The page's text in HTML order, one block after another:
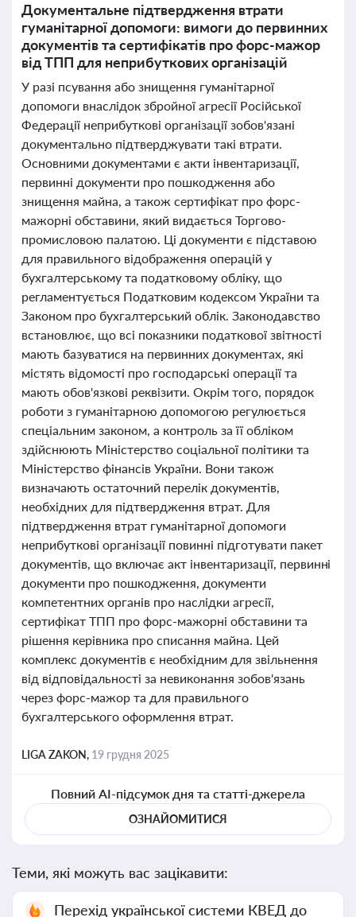
Документальне підтвердження втрати
гуманітарної допомоги: вимоги до первинних
документів та сертифікатів про форс-мажор
від ТПП для неприбуткових організацій
У разі псування або знищення гуманітарної
допомоги внаслідок збройної агресії Російської
Федерації неприбуткові організації зобов'язані
документально підтверджувати такі втрати.
Основними документами є акти інвентаризації,
первинні документи про пошкодження або
знищення майна, а також сертифікат про форс-
мажорні обставини, який видається Торгово-
промисловою палатою. Ці документи є підставою
для правильного відображення операцій у
бухгалтерському та податковому обліку, що
регламентується Податковим кодексом України та
Законом про бухгалтерський облік. Законодавство
встановлює, що всі показники податкової звітності
мають базуватися на первинних документах, які
містять відомості про господарські операції та
мають обов'язкові реквізити. Окрім того, порядок
роботи з гуманітарною допомогою регулюється
спеціальним законом, а контроль за її обліком
здійснюють Міністерство соціальної політики та
Міністерство фінансів України. Вони також
визначають остаточний перелік документів,
необхідних для підтвердження втрат. Для
підтвердження втрат гуманітарної допомоги
неприбуткові організації повинні підготувати пакет
документів, що включає акт інвентаризації, первинні
документи про пошкодження, документи
компетентних органів про наслідки агресії,
сертифікат ТПП про форс-мажорні обставини та
рішення керівника про списання майна. Цей
комплекс документів є необхідним для звільнення
від відповідальності за невиконання зобов'язань
через форс-мажор та для правильного
бухгалтерського оформлення втрат.
LIGA ZAKON, 19 грудня 2025
Повний AI-підсумок дня та статті-джерела
ОЗНАЙОМИТИСЯ
Теми, які можуть вас зацікавити:
Перехід української системи КВЕД до